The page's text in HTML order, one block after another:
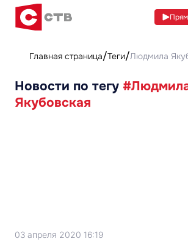
Главная страница Теги Людмила
Новости по тегу
Якубовская
03 апреля 2020 16:19